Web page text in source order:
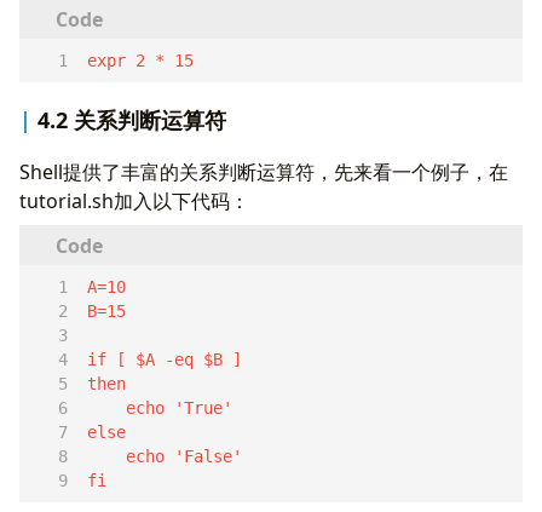
expr 2 * 15
4.2 关系判断运算符
Shell提供了丰富的关系判断运算符，先来看一个例子，在
tutorial.sh加入以下代码：
fi